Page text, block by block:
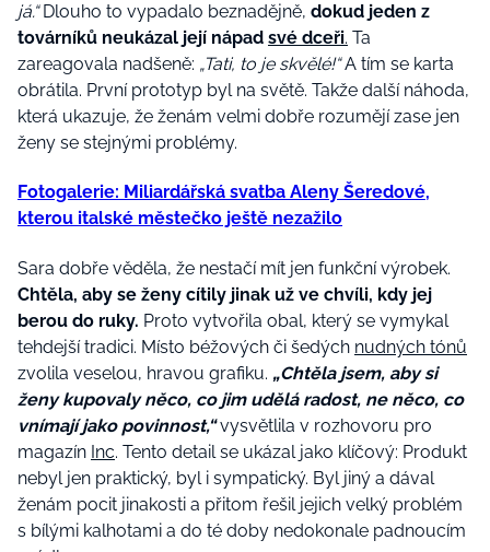
já.“Dlouho to vypadalo beznadějně, dokud jeden z
továrníků neukázal její nápad své dceři. Ta
zareagovala nadšeně: „Tati, to je skvělé!“A tím se karta
obrátila. První prototyp byl na světě. Takže další náhoda,
která ukazuje, že ženám velmi dobře rozumějí zase jen
ženy se stejnými problémy.
Fotogalerie: Miliardářská svatba Aleny Šeredové,
kterou italské městečko ještě nezažilo
Sara dobře věděla, že nestačí mít jen funkční výrobek.
Chtěla, aby se ženy cítily jinak už ve chvíli, kdy jej
berou do ruky. Proto vytvořila obal, který se vymykal
tehdejší tradici. Místo béžových či šedých nudných tónů
zvolila veselou, hravou grafiku. „Chtěla jsem, aby si
ženy kupovaly něco, co jim udělá radost, ne něco, co
vnímají jako povinnost,“vysvětlila v rozhovoru pro
magazín Inc. Tento detail se ukázal jako klíčový: Produkt
nebyl jen praktický, byl i sympatický. Byl jiný a dával
ženám pocit jinakosti a přitom řešil jejich velký problém
s bílými kalhotami a do té doby nedokonale padnoucím